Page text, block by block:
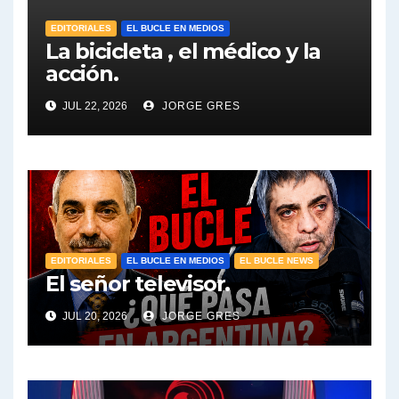
EDITORIALES EL BUCLE EN MEDIOS
La bicicleta , el médico y la
acción.
JUL 22, 2026 JORGE GRES
EDITORIALES EL BUCLE EN MEDIOS EL BUCLE NEWS
El señor televisor.
JUL 20, 2026 JORGE GRES